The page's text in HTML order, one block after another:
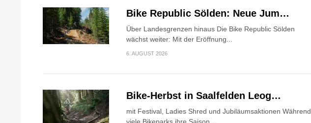
Bike Republic Sölden: Neue Jum…
Über Landesgrenzen hinaus Die Bike Republic Sölden
wächst weiter: Mit der Eröffnung...
6. AUGUST 2026
Bike-Herbst in Saalfelden Leog…
mit Festival, Ladies Shred und Jubiläumsaktionen Während